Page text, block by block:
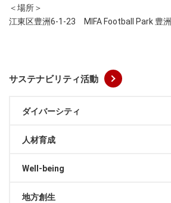
＜場所＞
江東区豊洲6-1-23 MIFA Football Park 豊洲
サステナビリティ活動
ダイバーシティ
人材育成
Well-being
地方創生